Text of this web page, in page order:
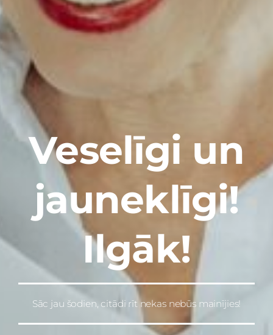
Veselīgi un
jauneklīgi!
Ilgāk!
Sāc jau šodien, citādi rīt nekas nebūs mainījies!